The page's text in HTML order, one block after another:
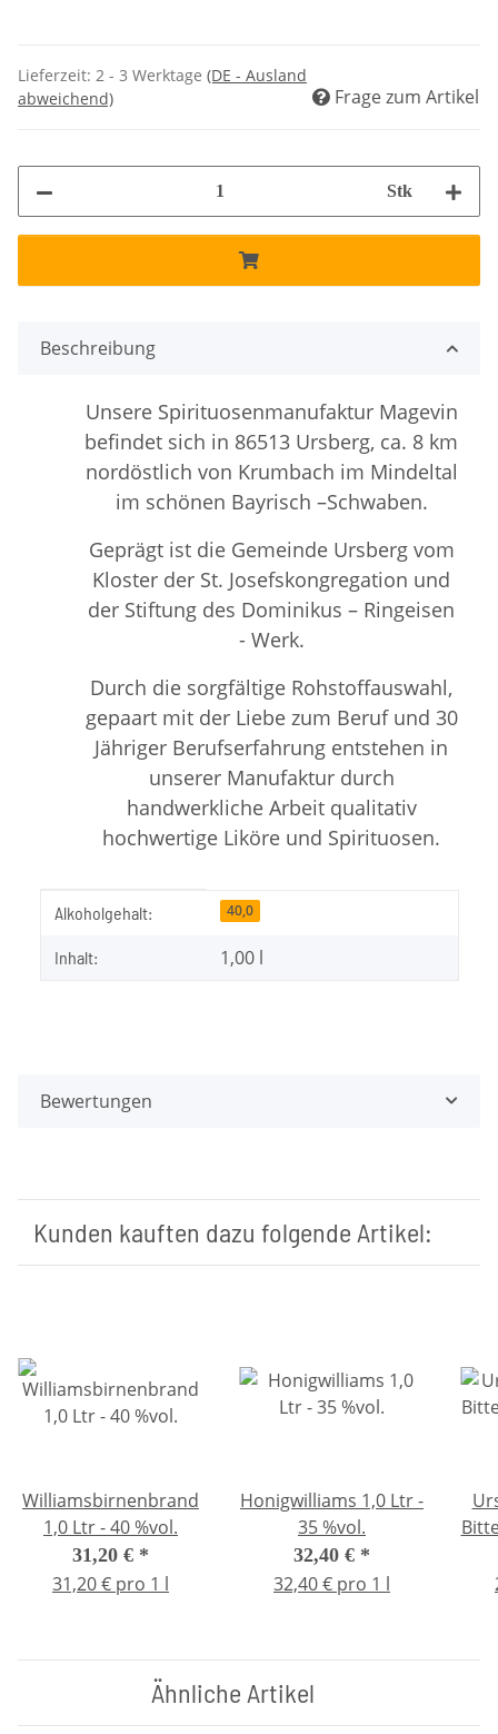
Lieferzeit: 2 - 3 Werktage (DE - Ausland
abweichend)
Frage zum Artikel
Stk
Beschreibung
Unsere Spirituosenmanufaktur Magevin
befindet sich in 86513 Ursberg, ca. 8 km
nordöstlich von Krumbach im Mindeltal
im schönen Bayrisch –Schwaben.
Geprägt ist die Gemeinde Ursberg vom
Kloster der St. Josefskongregation und
der Stiftung des Dominikus – Ringeisen
- Werk.
Durch die sorgfältige Rohstoffauswahl,
gepaart mit der Liebe zum Beruf und 30
Jähriger Berufserfahrung entstehen in
unserer Manufaktur durch
handwerkliche Arbeit qualitativ
hochwertige Liköre und Spirituosen.
Produkteigenschaft
Wert
Alkoholgehalt: 40,0
Inhalt: 1,00 l
Bewertungen
Kunden kauften dazu folgende Artikel:
Williamsbirnenbrand
1,0 Ltr - 40 %vol.
31,20 € *
31,20 € pro 1 l
Honigwilliams 1,0 Ltr -
35 %vol.
32,40 € *
32,40 € pro 1 l
Ähnliche Artikel